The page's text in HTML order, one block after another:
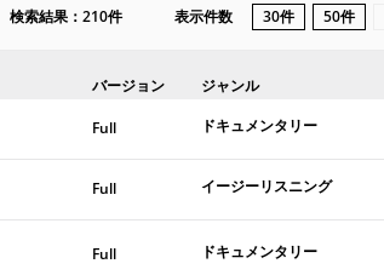
検索結果：210件 表示件数 30件 50件
バージョン ジャンル
Full ドキュメンタリー
Full イージーリスニング
Full ドキュメンタリー